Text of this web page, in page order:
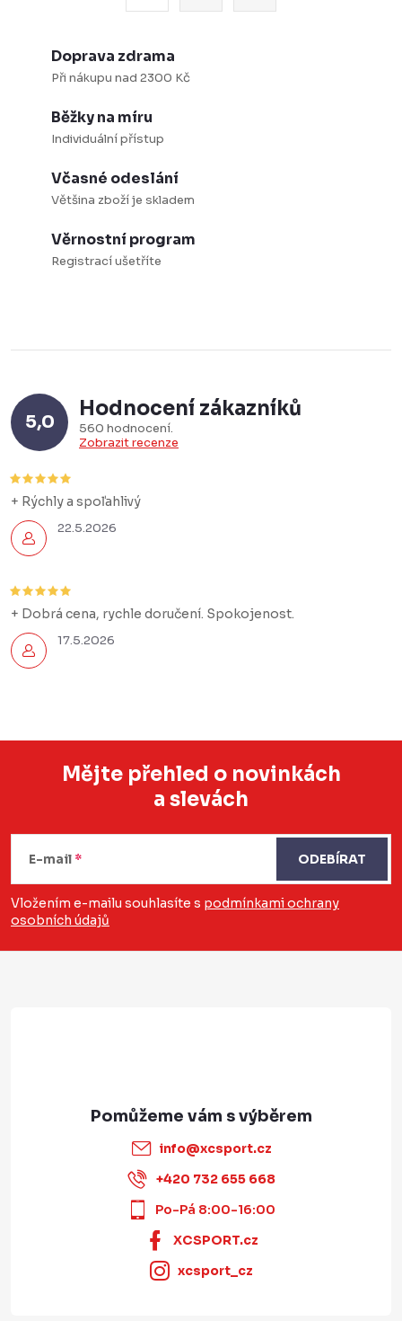
u
Doprava zdrama
Při nákupu nad 2300 Kč
Běžky na míru
Individuální přístup
Včasné odeslání
Většina zboží je skladem
Věrnostní program
Registrací ušetříte
5,0
Hodnocení zákazníků
560 hodnocení
Zobrazit recenze
22.5.2026
+ Rýchly a spoľahlivý
17.5.2026
+ Dobrá cena, rychle doručení. Spokojenost.
á
a
Mějte přehled o novinkách
a slevách
E-mail
Vložením e-mailu souhlasíte s podmínkami ochrany
osobních údajů
ODEBÍRAT
info@xcsport.cz
+420 732 655 668
Po-Pá 8:00-16:00
XCSPORT.cz
xcsport_cz